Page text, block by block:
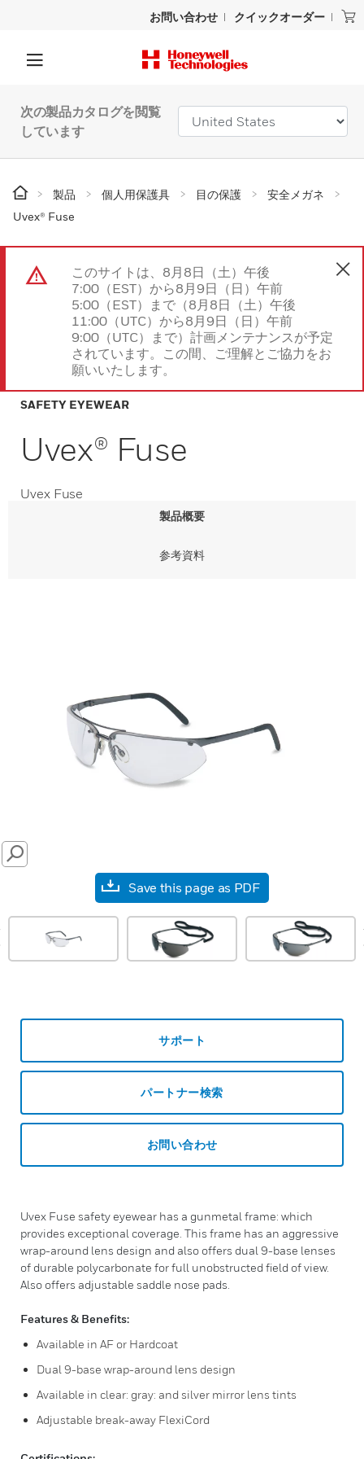
お問い合わせ クイックオーダー
次の製品カタログを閲覧
しています
製品 個人用保護具 目の保護
安全メガネ
Uvex® Fuse
このサイトは、8月8日（土）午後
7:00（EST）から8月9日（日）午前
5:00（EST）まで（8月8日（土）午後
11:00（UTC）から8月9日（日）午前
9:00（UTC）まで）計画メンテナンスが予定
されています。この間、ご理解とご協力をお
願いいたします。
SAFETY EYEWEAR
Uvex® Fuse
Uvex Fuse
製品概要
参考資料
SEARCH
Save this page as PDF
サポート
パートナー検索
お問い合わせ
Uvex Fuse safety eyewear has a gunmetal frame: which
provides exceptional coverage. This frame has an aggressive
wrap-around lens design and also offers dual 9-base lenses
of durable polycarbonate for full unobstructed field of view.
Also offers adjustable saddle nose pads.
Features & Benefits:
Available in AF or Hardcoat
Dual 9-base wrap-around lens design
Available in clear: gray: and silver mirror lens tints
Adjustable break-away FlexiCord